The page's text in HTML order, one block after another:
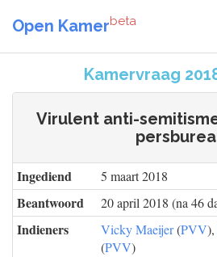
Open Kamerbeta
Kamervraag
Virulent anti-
Ingediend 5 maart 2018
Beantwoord 20 april 2018 (na 46
Indieners Vicky Maeijer(PVV),
(PVV)